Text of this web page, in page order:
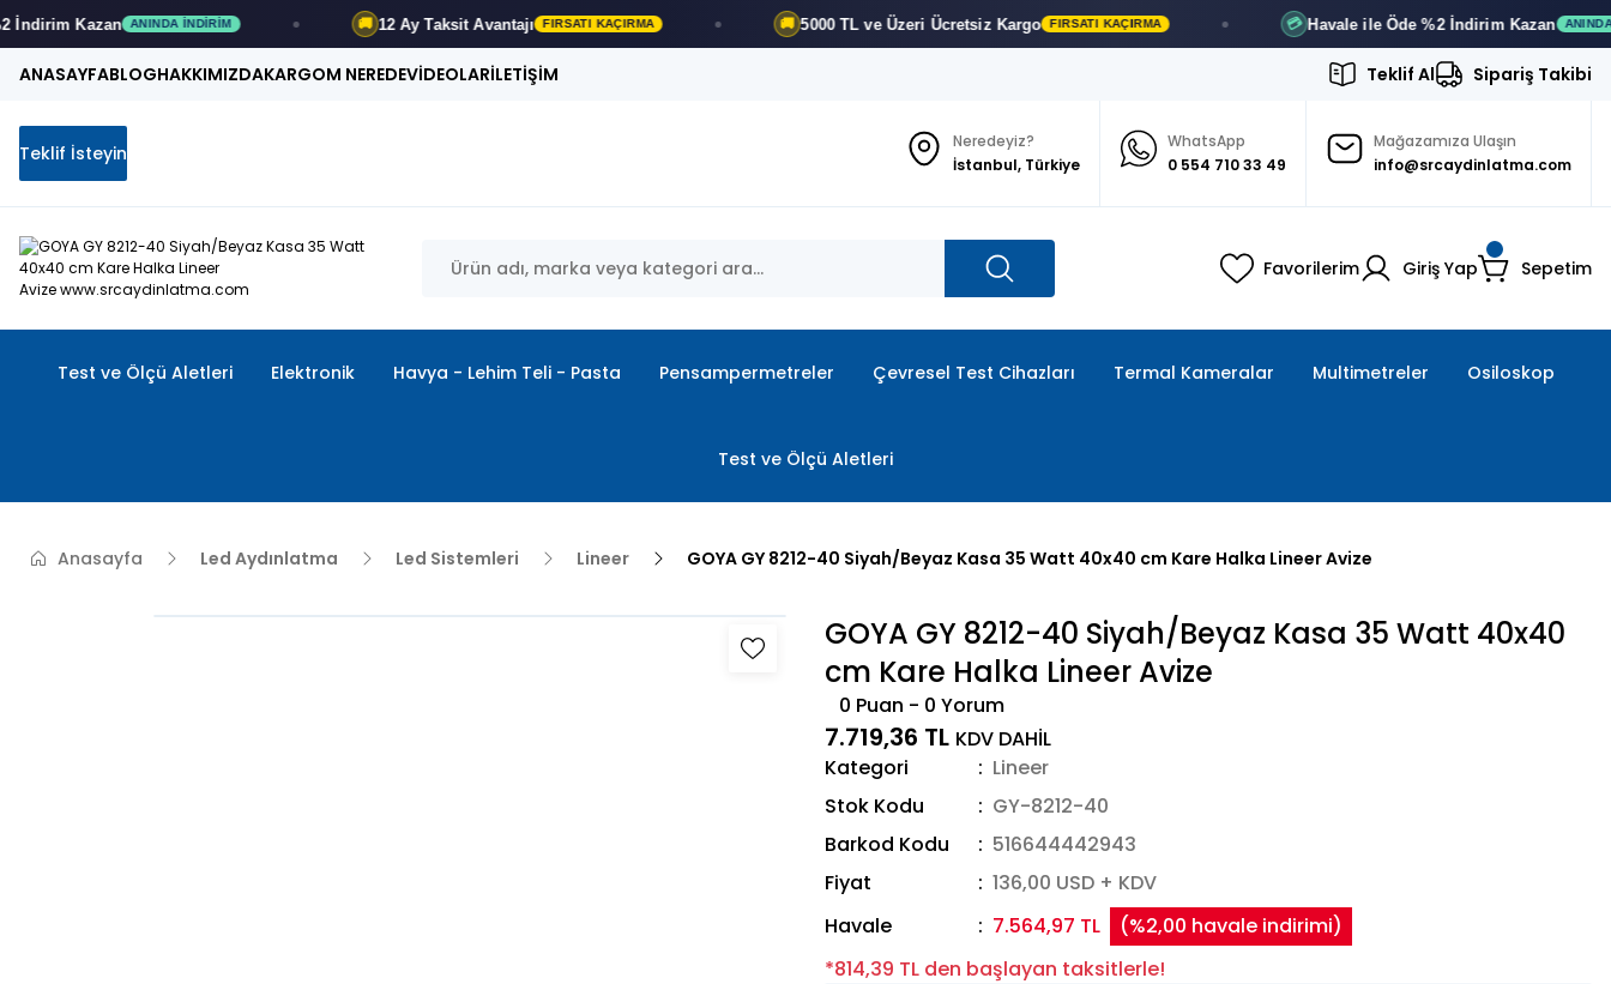
İNDIRIM 🚚 12 Ay Taksit Avantajı FIRSATI KAÇIRMA 🚚 5000 TL ve ÜzeriÜcretsiz Kargo FIRSATI KAÇIRMA 💳 Havale ile Öde%2 İndirimKazan ANINDA İNDIRIM
ANASAYFABLOGHAKKIMIZDAKARGOM NEREDEVİDEOLARİLETİŞİM Teklif Al Sipariş Takibi
Teklif İsteyin
Neredeyiz?
İstanbul, Türkiye
WhatsApp
0 554 710 33 49
Mağazamıza Ulaşın
info@srcaydinlatma.com
Favorilerim Giriş Yap Sepetim
Test ve Ölçü Aletleri Elektronik Havya - Lehim Teli - Pasta Pensampermetreler Çevresel Test Cihazları Termal Kameralar Multimetreler Osiloskop
Test ve Ölçü Aletleri
Anasayfa Led Aydınlatma Led Sistemleri Lineer GOYA GY 8212-40 Siyah/Beyaz Kasa 35 Watt 40x40 cm Kare Halka Lineer Avize
GOYA GY 8212-40 Siyah/Beyaz Kasa 35 Watt 40x40
cm Kare Halka Lineer Avize
0 Puan - 0 Yorum
7.719,36 TL KDV DAHİL
Kategori
Lineer
Stok Kodu
GY-8212-40
Barkod Kodu
516644442943
Fiyat
136,00 USD + KDV
Havale
7.564,97 TL
(%2,00 havale indirimi)
*814,39 TL den başlayan taksitlerle!